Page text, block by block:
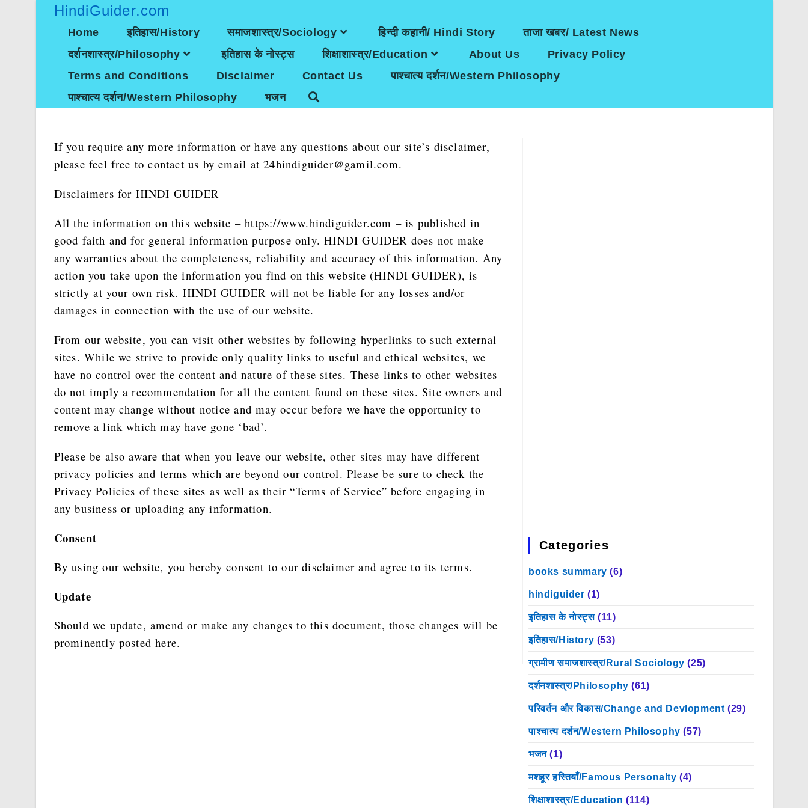
HindiGuider.com
Home इतिहास/History समाजशास्त्र/Sociology हिन्दी कहानी/ Hindi Story
ताजा खबर/ Latest News
दर्शनशास्त्र/Philosophy
इतिहास के नोस्ट्स शिक्षाशास्त्र/Education About Us
Privacy Policy
Terms and Conditions
Disclaimer Contact Us
पाश्चात्य दर्शन/Western Philosophy
पाश्चात्य दर्शन/Western Philosophy
भजन
If you require any more information or have any questions about our site’s disclaimer,
please feel free to contact us by email at 24hindiguider@gamil.com.
Disclaimers for HINDI GUIDER
All the information on this website – https://www.hindiguider.com – is published in
good faith and for general information purpose only. HINDI GUIDER does not make
any warranties about the completeness, reliability and accuracy of this information. Any
action you take upon the information you find on this website (HINDI GUIDER), is
strictly at your own risk. HINDI GUIDER will not be liable for any losses and/or
damages in connection with the use of our website.
From our website, you can visit other websites by following hyperlinks to such external
sites. While we strive to provide only quality links to useful and ethical websites, we
have no control over the content and nature of these sites. These links to other websites
do not imply a recommendation for all the content found on these sites. Site owners and
content may change without notice and may occur before we have the opportunity to
remove a link which may have gone ‘bad’.
Please be also aware that when you leave our website, other sites may have different
privacy policies and terms which are beyond our control. Please be sure to check the
Privacy Policies of these sites as well as their “Terms of Service” before engaging in
any business or uploading any information.
Consent
By using our website, you hereby consent to our disclaimer and agree to its terms.
Update
Should we update, amend or make any changes to this document, those changes will be
prominently posted here.
Categories
books summary (6)
hindiguider (1)
इतिहास के नोस्ट्स (11)
इतिहास/History (53)
ग्रामीण समाजशास्त्र/Rural Sociology (25)
दर्शनशास्त्र/Philosophy (61)
परिवर्तन और विकास/Change and Devlopment (29)
पाश्चात्य दर्शन/Western Philosophy (57)
भजन (1)
मशहूर हस्तियाँ/Famous Personalty (4)
शिक्षाशास्त्र/Education (114)